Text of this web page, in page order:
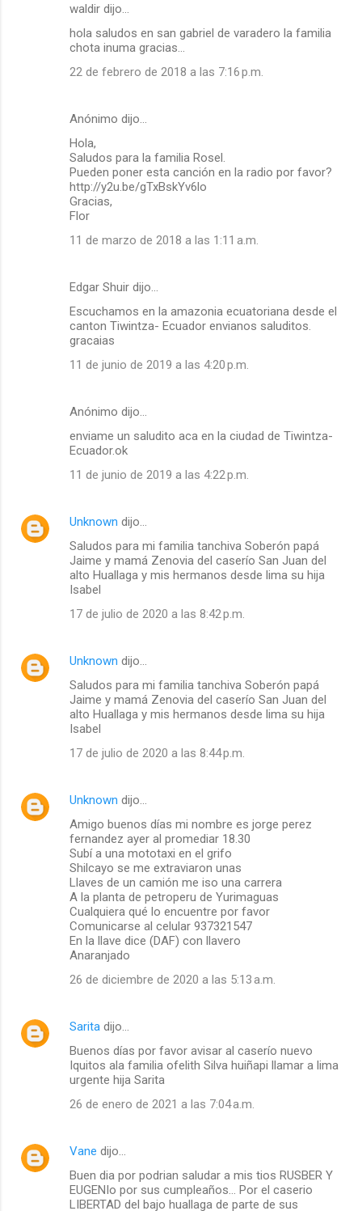
waldir dijo…
hola saludos en san gabriel de varadero la familia
chota inuma gracias...
22 de febrero de 2018 a las 7:16 p.m.
Anónimo dijo…
Hola,
Saludos para la familia Rosel.
Pueden poner esta canción en la radio por favor?
http://y2u.be/gTxBskYv6lo
Gracias,
Flor
11 de marzo de 2018 a las 1:11 a.m.
Edgar Shuir dijo…
Escuchamos en la amazonia ecuatoriana desde el
canton Tiwintza- Ecuador envianos saluditos.
gracaias
11 de junio de 2019 a las 4:20 p.m.
Anónimo dijo…
enviame un saludito aca en la ciudad de Tiwintza-
Ecuador.ok
11 de junio de 2019 a las 4:22 p.m.
Unknown dijo…
Saludos para mi familia tanchiva Soberón papá
Jaime y mamá Zenovia del caserío San Juan del
alto Huallaga y mis hermanos desde lima su hija
Isabel
17 de julio de 2020 a las 8:42 p.m.
Unknown dijo…
Saludos para mi familia tanchiva Soberón papá
Jaime y mamá Zenovia del caserío San Juan del
alto Huallaga y mis hermanos desde lima su hija
Isabel
17 de julio de 2020 a las 8:44 p.m.
Unknown dijo…
Amigo buenos días mi nombre es jorge perez
fernandez ayer al promediar 18.30
Subí a una mototaxi en el grifo
Shilcayo se me extraviaron unas
Llaves de un camión me iso una carrera
A la planta de petroperu de Yurimaguas
Cualquiera qué lo encuentre por favor
Comunicarse al celular 937321547
En la llave dice (DAF) con llavero
Anaranjado
26 de diciembre de 2020 a las 5:13 a.m.
Sarita dijo…
Buenos días por favor avisar al caserío nuevo
Iquitos ala familia ofelith Silva huiñapi llamar a lima
urgente hija Sarita
26 de enero de 2021 a las 7:04 a.m.
Vane dijo…
Buen dia por podrian saludar a mis tios RUSBER Y
EUGENIo por sus cumpleaños... Por el caserio
LIBERTAD del bajo huallaga de parte de sus